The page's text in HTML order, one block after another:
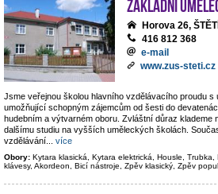
Základní
Horova 26, ŠTĚTÍ
416 812 368
e-mail
www.zus-steti.cz
Jsme veřejnou školou hlavního vzdělávacího proudu s
umožňující schopným zájemcům od šesti do
hudebním a výtvarném oboru. Zvláštní důraz klademe
dalšímu studiu na vyšších uměleckých školách.
vzdělávání
více
Obory: Kytara klasická, Kytara elektrická, Housle, Trubka,
klávesy, Akordeon, Bicí nástroje, Zpěv klasický, Zpěv